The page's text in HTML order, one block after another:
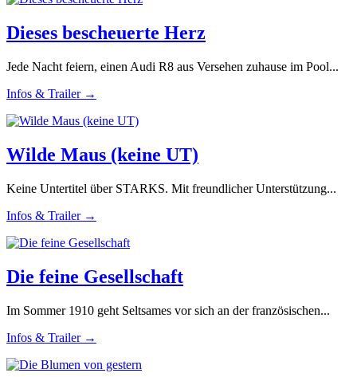
Dieses bescheuerte Herz
Jede Nacht feiern, einen Audi R8 aus Versehen zuhause im Pool...
Infos & Trailer →
Wilde Maus (keine UT)
Keine Untertitel über STARKS. Mit freundlicher Unterstützung...
Infos & Trailer →
Die feine Gesellschaft
Im Sommer 1910 geht Seltsames vor sich an der französischen...
Infos & Trailer →